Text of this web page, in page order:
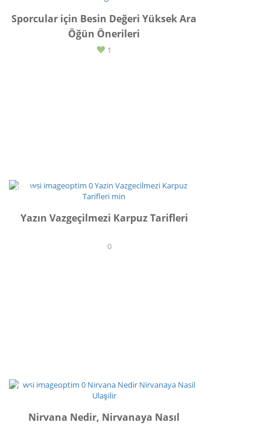
Sporcular için Besin Değeri Yüksek Ara
Öğün Önerileri
1
TARİF
Yazın Vazgeçilmezi Karpuz Tarifleri
0
İLHAM
Nirvana Nedir, Nirvanaya Nasıl